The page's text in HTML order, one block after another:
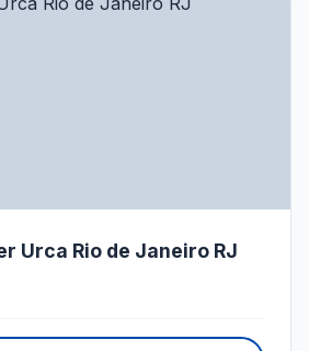
Urca Rio de Janeiro RJ